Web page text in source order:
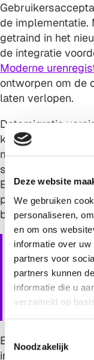
Deze website
We gebruiken
personaliseren,
en om ons
informatie over
partners voor
partners kunnen
informatie die u
verzameld op
T
Noodzakelijk
de implementatie.
getraind in het
de integratie
Moderne
ontworpen om de
laten verlopen.
Datamigratie
klantgegevens en
moeten worden
systeem zonder
Een gefaseerde
projecten in het
beheerd, kan
het
Een
impact op